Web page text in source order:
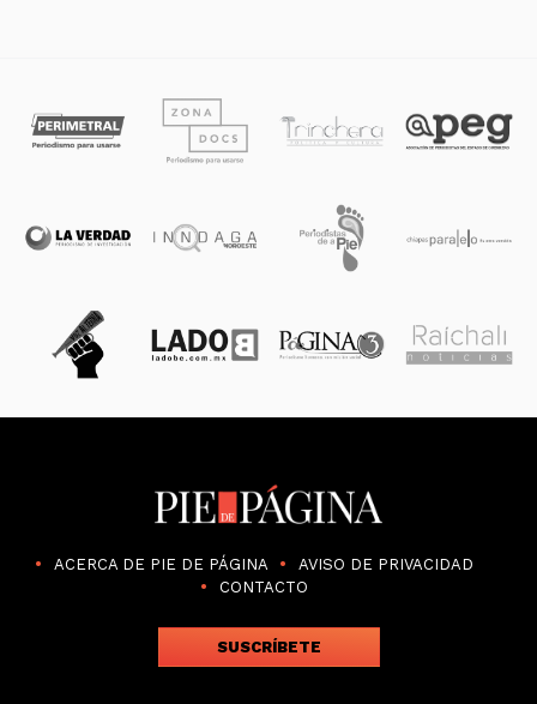
ACERCA DE PIE DE PÁGINA
AVISO DE PRIVACIDAD
CONTACTO
SUSCRÍBETE